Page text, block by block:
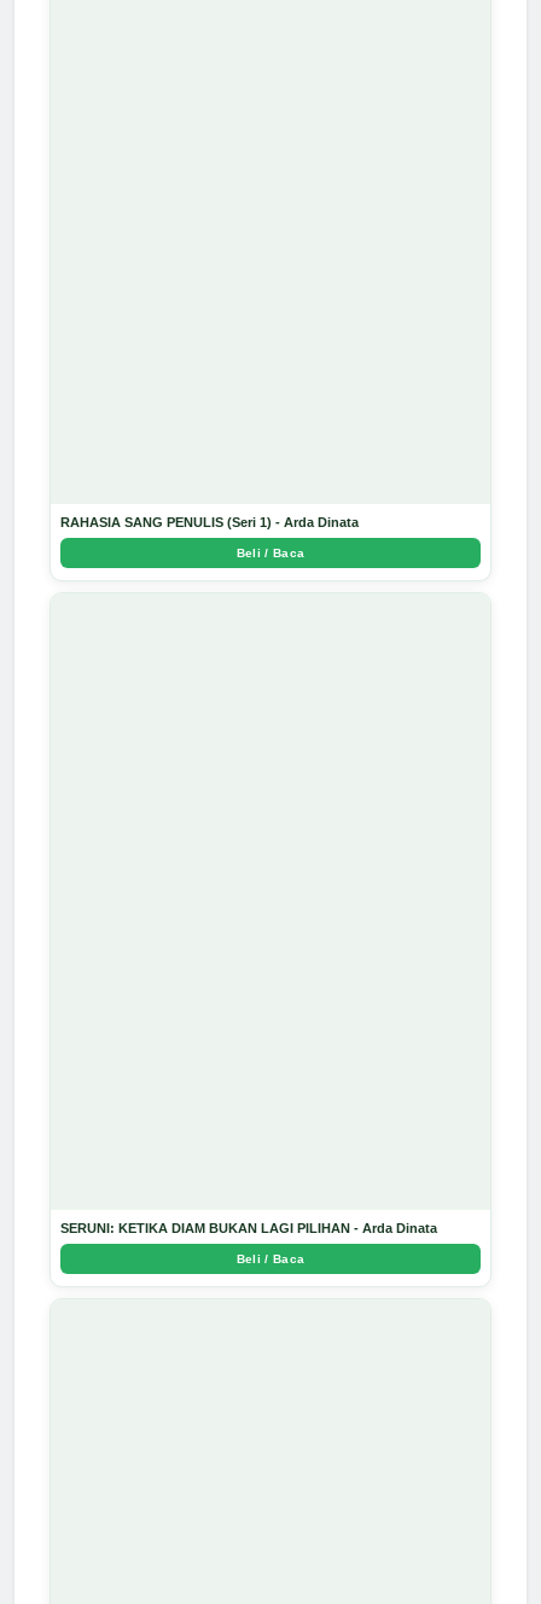
RAHASIA SANG PENULIS (Seri 1) - Arda Dinata
Beli / Baca
SERUNI: KETIKA DIAM BUKAN LAGI PILIHAN - Arda Dinata
Beli / Baca